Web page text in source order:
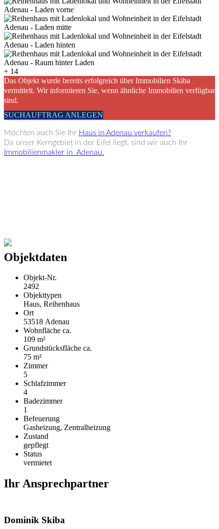
+ 14
Das Objekt wurde bereits erfolgreich über Immobilien Skiba
vermittelt. Wir informieren Sie, wenn ähnliche Immobilien verfügbar
sind.
SUCHAUFTRAG ANLEGEN
Möchten auch Sie Ihr Haus in Adenau verkaufen?
Da unser Kerngebiet in der Eifel liegt, sind wir auch Ihr
Immobilienmakler in Adenau.
Objektdaten
Objekt-Nr.
2492
Objekttypen
Haus, Reihenhaus
Ort
53518 Adenau
Wohnfläche ca.
109 m²
Grund­stücks­fläche ca.
75 m²
Zimmer
5
Schlafzimmer
4
Badezimmer
1
Befeuerung
Gasheizung, Zentralheizung
Zustand
gepflegt
Status
vermietet
Ihr Ansprechpartner
Dominik Skiba